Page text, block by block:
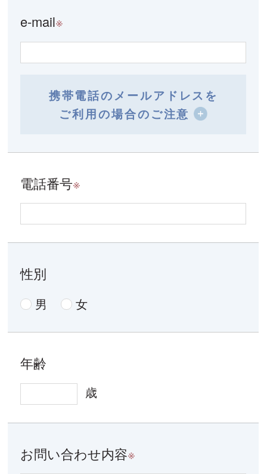
e-mail※
携帯電話のメールアドレスを
ご利用の場合のご注意
電話番号※
性別
男 女
年齢
歳
お問い合わせ内容※